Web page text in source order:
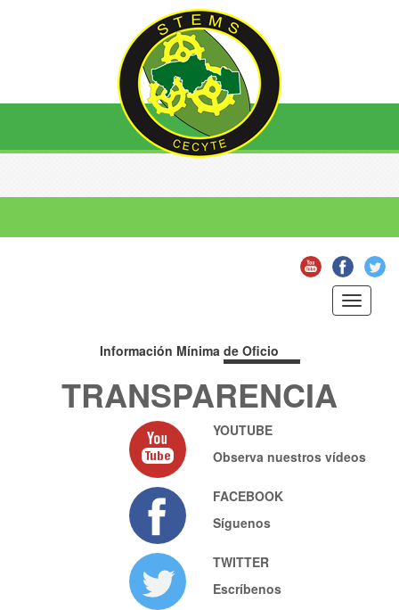
Toggle
Información Mínima de Oficio
TRANSPARENCIA
YOUTUBE
Observa nuestros vídeos
FACEBOOK
Síguenos
TWITTER
Escríbenos